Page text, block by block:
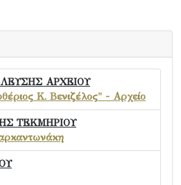
ΑΡΧΕΙΟΥ
Κ. Βενιζέλος" - Αρχείο
ΤΕΚΜΗΡΙΟΥ